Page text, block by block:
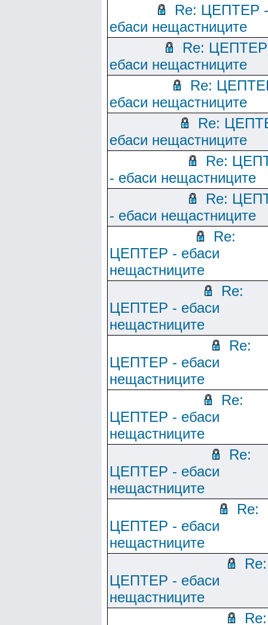
Re: ЦЕПТЕР -
ебаси нещастниците
Re:
ебаси нещастниците
Re:
ебаси нещастниците
Re:
ебаси нещастниците
Re:
- ебаси нещастниците
Re:
- ебаси нещастниците
Re:
ЦЕПТЕР - ебаси
нещастниците
Re:
ЦЕПТЕР - ебаси
нещастниците
Re:
ЦЕПТЕР - ебаси
нещастниците
Re:
ЦЕПТЕР - ебаси
нещастниците
Re:
ЦЕПТЕР - ебаси
нещастниците
Re:
ЦЕПТЕР - ебаси
нещастниците
Re:
ЦЕПТЕР - ебаси
нещастниците
Re: